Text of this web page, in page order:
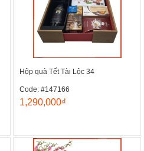
Hộp quà Tết Tài Lộc 34
Code: #147166
1,290,000₫